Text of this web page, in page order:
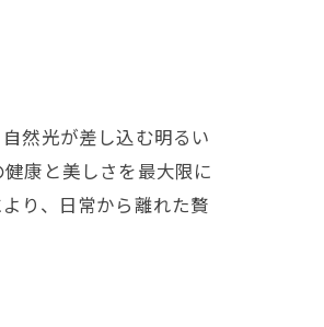
然光が差し込む明るい
康と美しさを最大限に
り、日常から離れた贅